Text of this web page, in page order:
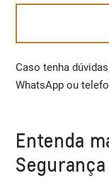
Caso tenha
WhatsApp ou
Entenda